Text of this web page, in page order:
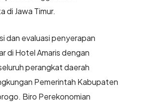
Jawa Timur.
dan evaluasi penyerapan
di Hotel Amaris dengan
perangkat daerah
Pemerintah Kabupaten
Biro Perekonomian